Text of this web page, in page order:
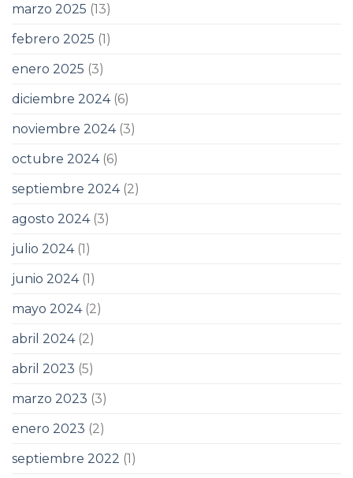
marzo 2025 (13)
febrero 2025 (1)
enero 2025 (3)
diciembre 2024(6)
noviembre 2024(3)
octubre 2024(6)
septiembre 2024(2)
agosto 2024(3)
julio 2024(1)
junio 2024(1)
mayo 2024(2)
abril 2024(2)
abril 2023 (5)
marzo 2023 (3)
enero 2023 (2)
septiembre 2022 (1)